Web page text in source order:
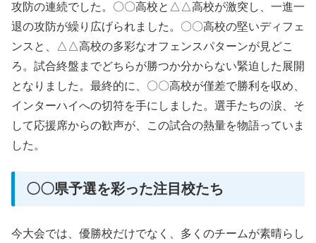
攻防の連続でした。〇〇高校と△△高校が激突し、一進一
退の攻防が繰り広げられました。〇〇高校の堅いディフェ
ンスと、△△高校の多彩なオフェンスパターンが見どこ
ろ。試合終盤までどちらが勝つか分からない緊迫した展開
となりました。最終的に、〇〇高校が僅差で勝利を収め、
インターハイへの切符を手にしました。選手たちの涙、そ
して応援席からの歓声が、この試合の熱量を物語っていま
した。
〇〇県予選を彩った注目校たち
今大会では、優勝校だけでなく、多くのチームが素晴らし